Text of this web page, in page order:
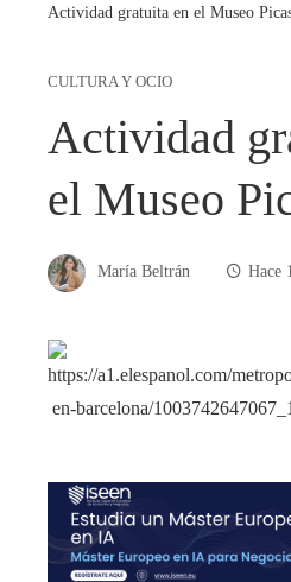
Actividad gratuita en el Museo
CULTURA Y OCIO
Actividad
el Museo
María Beltrán Hace